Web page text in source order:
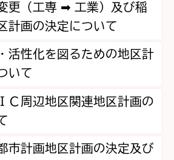
更（工専 ➡ 工業）及び稲
計画の決定について
活性化を図るための地区計
いて
Ｃ周辺地区関連地区計画の
市計画地区計画の決定及び